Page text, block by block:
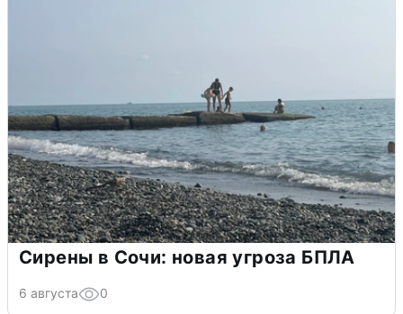
Сирены в Сочи: новая угроза БПЛА
6 августа 0